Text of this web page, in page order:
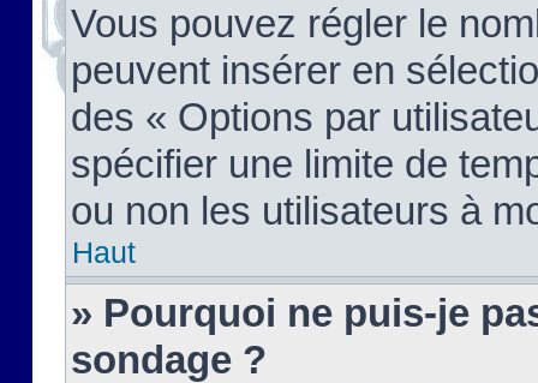
Vous pouvez régler le
peuvent insérer en
des « Options par
spécifier une limite de
ou non les utilisateurs à
Haut
» Pourquoi ne puis-je
sondage ?